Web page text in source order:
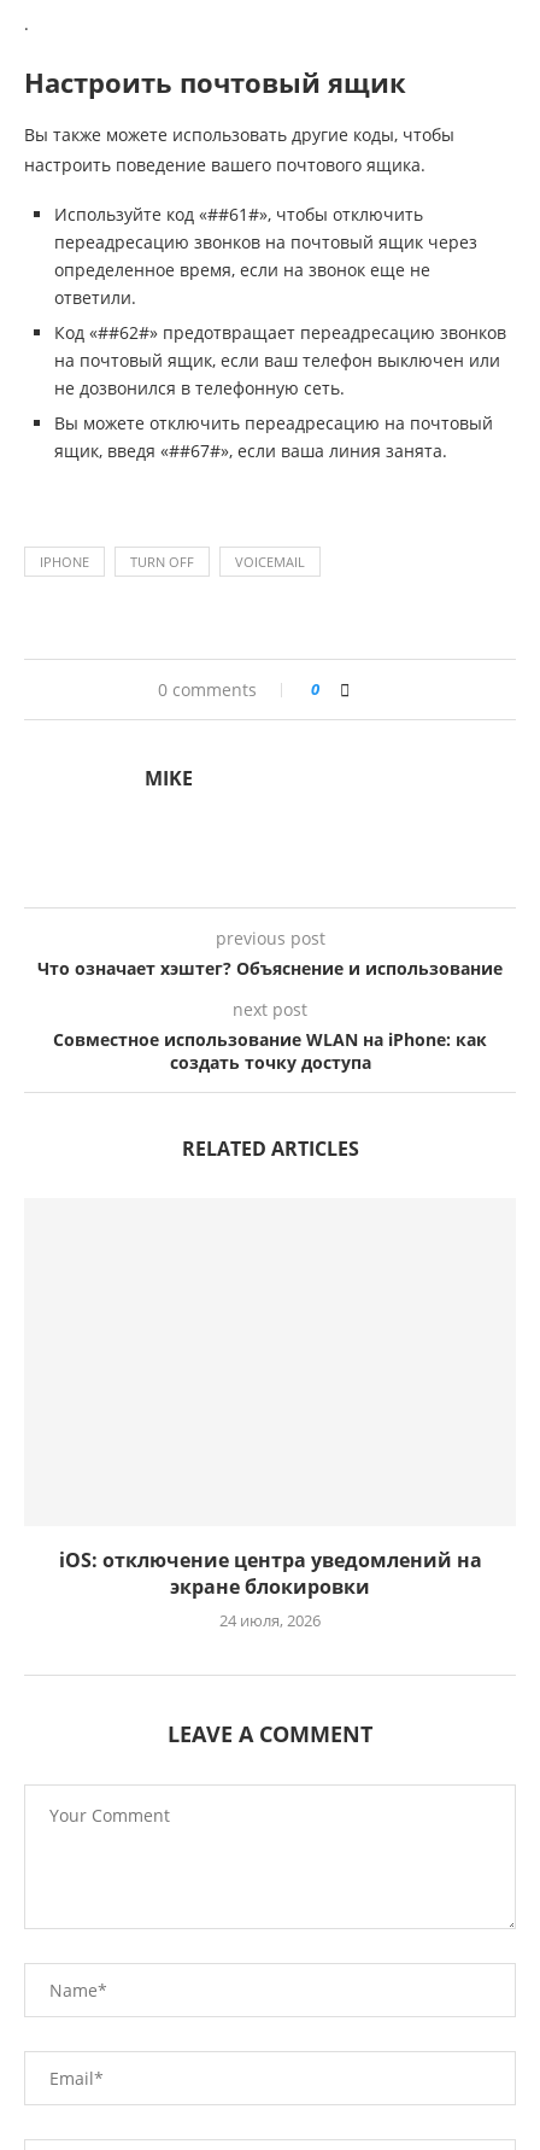
.
Настроить почтовый ящик
Вы также можете использовать другие коды, чтобы
настроить поведение вашего почтового ящика.
Используйте код «##61#», чтобы отключить
переадресацию звонков на почтовый ящик через
определенное время, если на звонок еще не
ответили.
Код «##62#» предотвращает переадресацию звонков
на почтовый ящик, если ваш телефон выключен или
не дозвонился в телефонную сеть.
Вы можете отключить переадресацию на почтовый
ящик, введя «##67#», если ваша линия занята.
IPHONE TURN OFF VOICEMAIL
0 comments 0
MIKE
previous post
Что означает хэштег? Объяснение и использование
next post
Совместное использование WLAN на iPhone: как
создать точку доступа
RELATED ARTICLES
iOS: отключение центра уведомлений на
экране блокировки
24 июля, 2026
LEAVE A COMMENT